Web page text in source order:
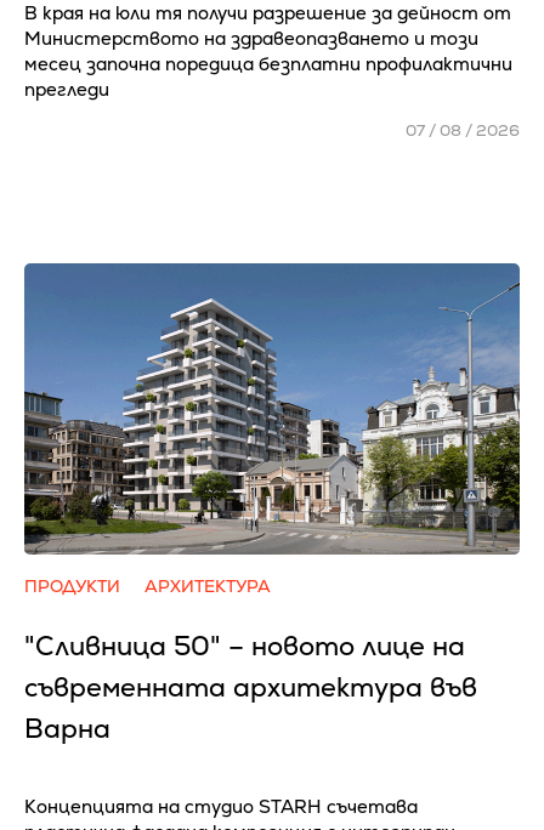
В края на юли тя получи разрешение за дейност от
Министерството на здравеопазването и този
месец започна поредица безплатни профилактични
прегледи
07 / 08 / 2026
ПРОДУКТИ АРХИТЕКТУРА
"Сливница 50" – новото лице на
съвременната архитектура във
Варна
Концепцията на студио STARH съчетава